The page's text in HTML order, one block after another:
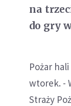
na
do gry
Pożar
wtorek. -
Straży